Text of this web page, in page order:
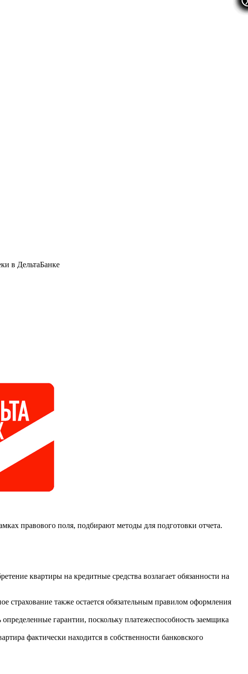
в ДельтаБанке
правового поля, подбирают методы для подготовки отчета.
квартиры на кредитные средства возлагает обязанности на
страхование также остается обязательным правилом оформления
гарантии, поскольку платежеспособность заемщика
фактически находится в собственности банковского